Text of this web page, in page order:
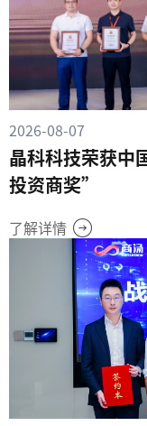
2026-08-07
晶科科技荣获中
投资商奖”
了解详情